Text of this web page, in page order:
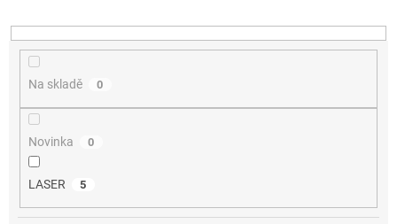
k
t
Na skladě 0
Novinka 0
LASER 5